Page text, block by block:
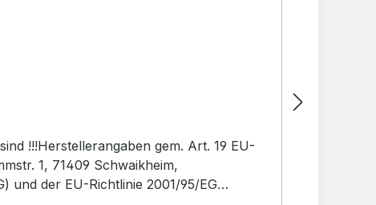
!!!Herstellerangaben gem. Art. 19 EU-
1, 71409 Schwaikheim,
und der EU-Richtlinie 2001/95/EG